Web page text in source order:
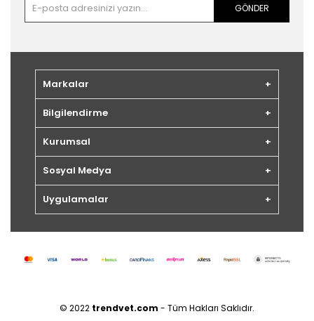
GÖNDER
Markalar
Bilgilendirme
Kurumsal
Sosyal Medya
Uygulamalar
© 2022 trendvet.com - Tüm Hakları Saklıdır.